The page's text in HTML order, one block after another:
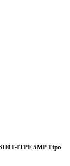
Hikvision.
ITPF 5MP Tipo